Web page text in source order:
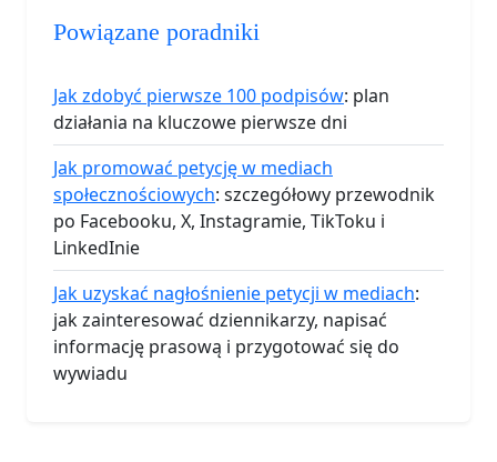
Powiązane poradniki
Jak zdobyć pierwsze 100 podpisów: plan
działania na kluczowe pierwsze dni
Jak promować petycję w mediach
społecznościowych: szczegółowy przewodnik
po Facebooku, X, Instagramie, TikToku i
LinkedInie
Jak uzyskać nagłośnienie petycji w mediach:
jak zainteresować dziennikarzy, napisać
informację prasową i przygotować się do
wywiadu